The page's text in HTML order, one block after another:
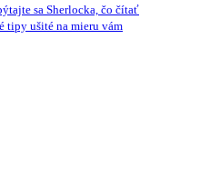
sa Sherlocka, čo čítať
tipy ušité na mieru vám